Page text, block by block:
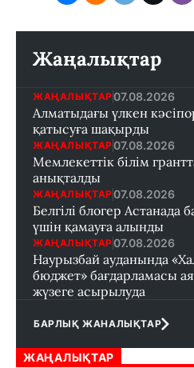
Жаңалықтар
ЖАҢАЛЫҚТАР 07.08.2026
Алматыдағы үлкен
қатысуға шақырды
ЖАҢАЛЫҚТАР 07.08.2026
Мемлекеттік білім
анықталды
ЖАҢАЛЫҚТАР 07.08.2026
Белгілі блогер Астанада
үшін қамауға алынды
ЖАҢАЛЫҚТАР 07.08.2026
Наурызбай ауданында
бюджет» бағдарламасы
жүзеге асырылуда
БАРЛЫҚ ЖАНАЛЫҚТАР
ЖАҢАЛЫҚТАР